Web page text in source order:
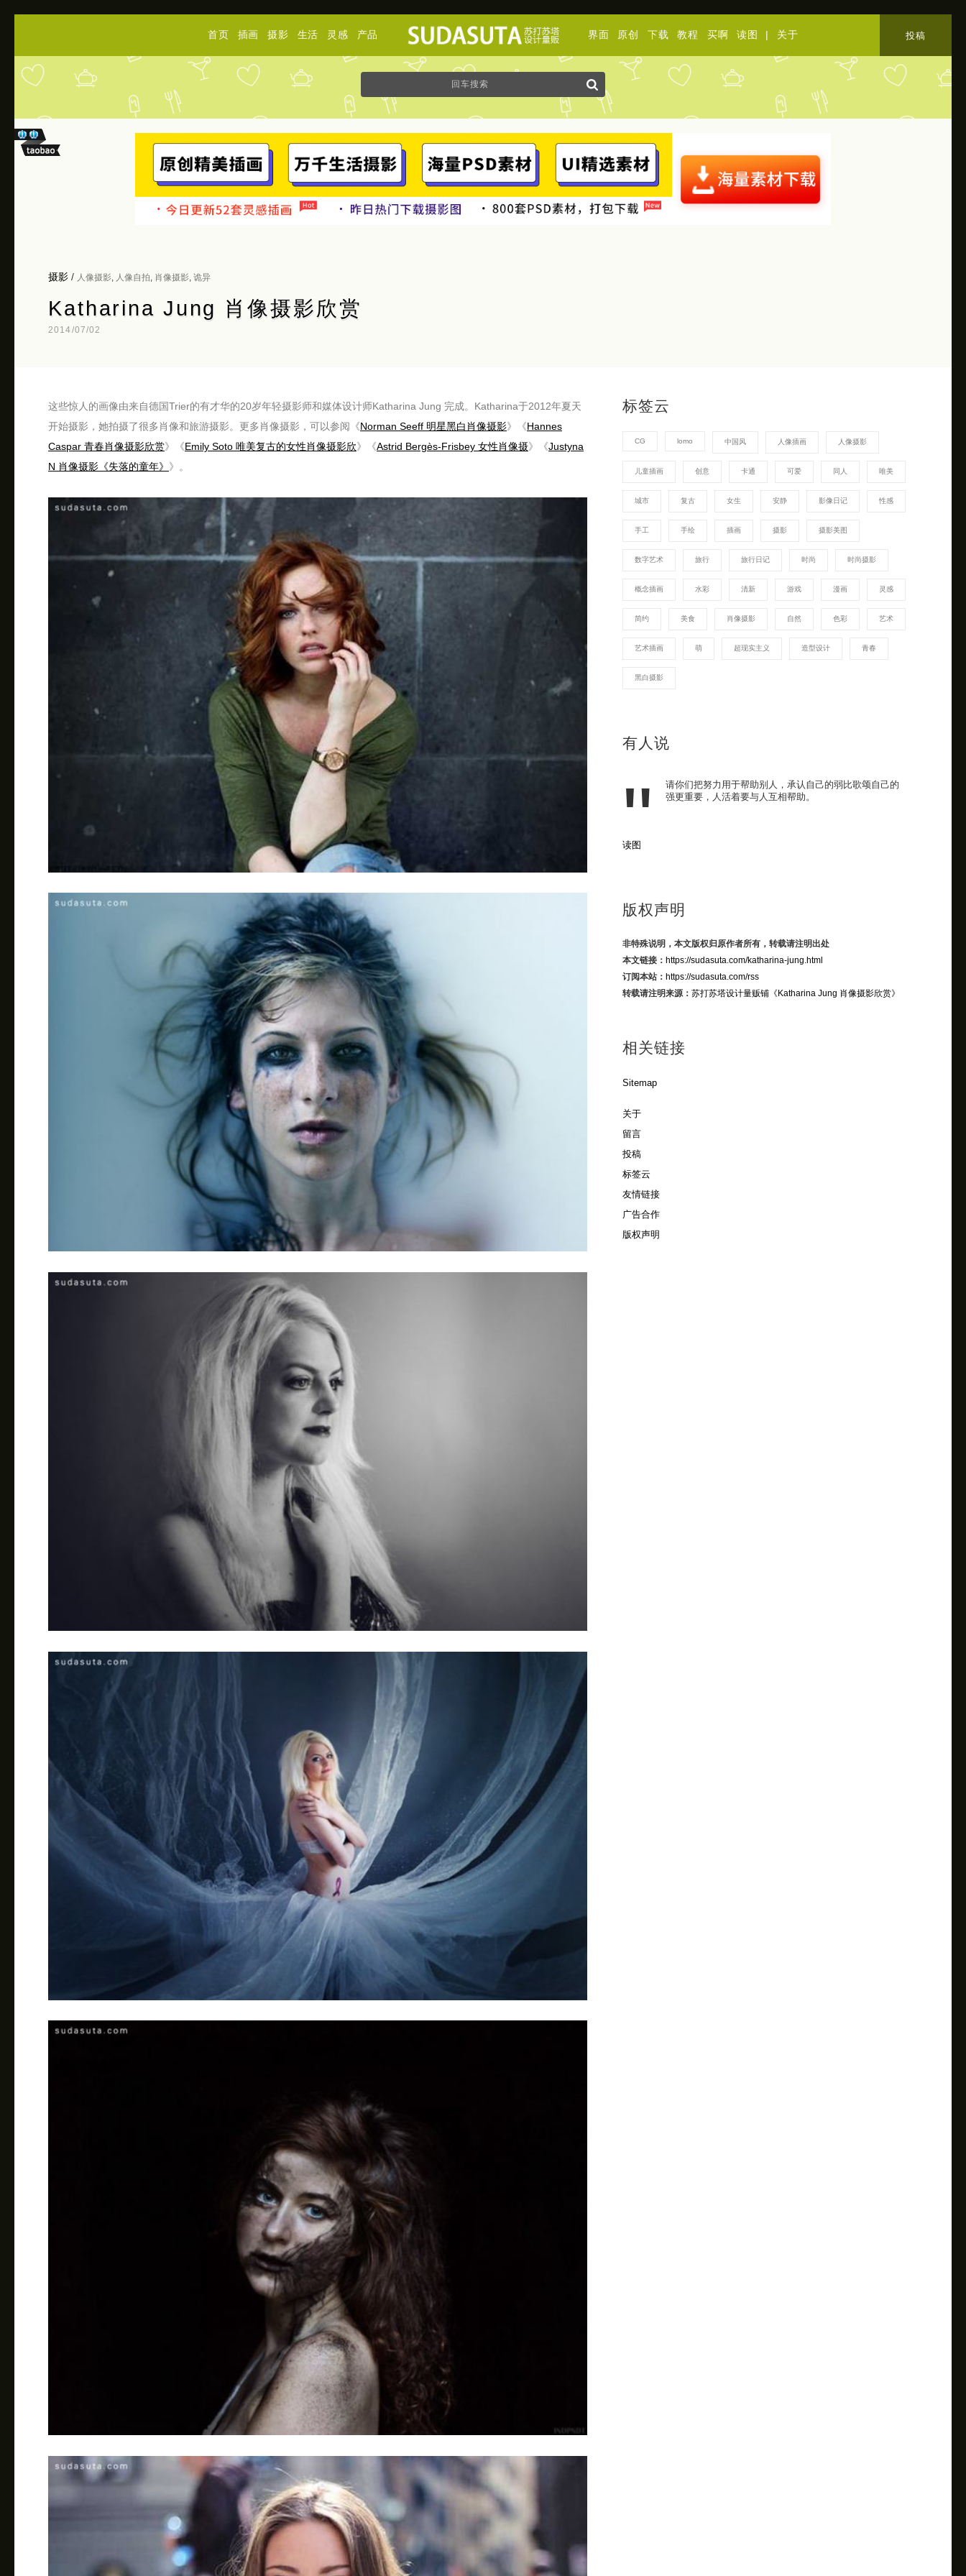
首页 插画 摄影 生活 灵感 产品 界面 原创 下载 教程 买啊 读图 | 关于 投稿
摄影 / 人像摄影 人像自拍 肖像摄影 诡异
Katharina Jung 肖像摄影欣赏
2014/07/02
这些惊人的画像由来自德国Trier的有才华的20岁年轻摄影师和媒体设计师Katharina Jung 完成。Katharina于2012年夏天
开始摄影，她拍摄了很多肖像和旅游摄影。更多肖像摄影，可以参阅《Norman Seeff 明星黑白肖像摄影》《Hannes
Caspar 青春肖像摄影欣赏》《Emily Soto 唯美复古的女性肖像摄影欣》《Astrid Bergès-Frisbey 女性肖像摄》《Justyna
N 肖像摄影《失落的童年》 》。
标签云
CG lomo 中国风 人像插画 人像摄影
儿童插画 创意 卡通 可爱 同人 唯美
城市 复古 女生 安静 影像日记 性感
手工 手绘 插画 摄影 摄影美图
数字艺术 旅行 旅行日记 时尚 时尚摄影
概念插画 水彩 清新 游戏 漫画 灵感
简约 美食 肖像摄影 自然 色彩 艺术
艺术插画 萌 超现实主义 造型设计 青春
黑白摄影
有人说
请你们把努力用于帮助别人，承认自己的弱比歌颂自己的
强更重要，人活着要与人互相帮助。
读图
版权声明
非特殊说明，本文版权归原作者所有，转载请注明出处
本文链接： https://sudasuta.com/katharina-jung.html
订阅本站： https://sudasuta.com/rss
转载请注明来源： 苏打苏塔设计量贩铺《Katharina Jung 肖像摄影欣赏》
相关链接
Sitemap
关于
留言
投稿
标签云
友情链接
广告合作
版权声明